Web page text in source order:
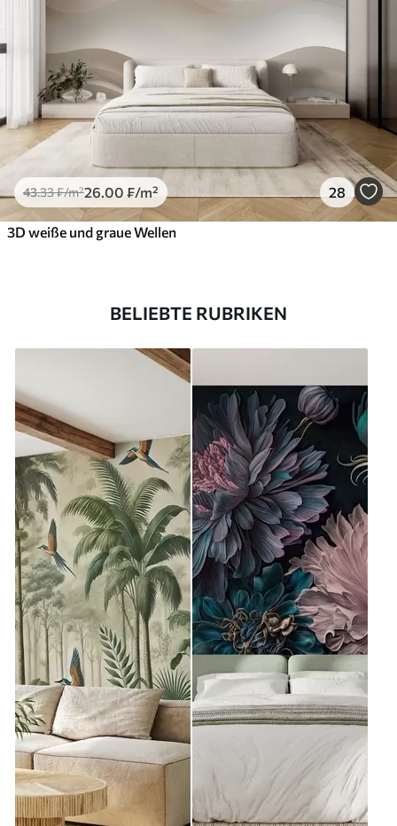
43.33₣/m²26 .00 ₣/m² 28
3D weiße und graue Wellen
BELIEBTE RUBRIKEN